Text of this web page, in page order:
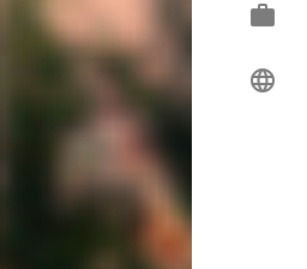
work
language